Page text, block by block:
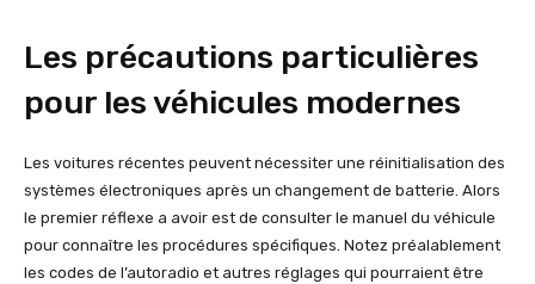
Les précautions particulières
pour les véhicules modernes
Les voitures récentes peuvent nécessiter une réinitialisation des
systèmes électroniques après un changement de batterie. Alors
le premier réflexe a avoir est de consulter le manuel du véhicule
pour connaître les procédures spécifiques. Notez préalablement
les codes de l’autoradio et autres réglages qui pourraient être